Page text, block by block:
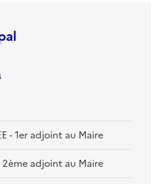
- 1er adjoint au Maire
adjoint au Maire